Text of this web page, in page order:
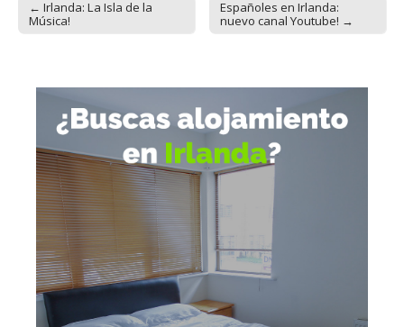
Post navigation
← Irlanda: La Isla de la
Música!
Españoles en Irlanda:
nuevo canal Youtube! →